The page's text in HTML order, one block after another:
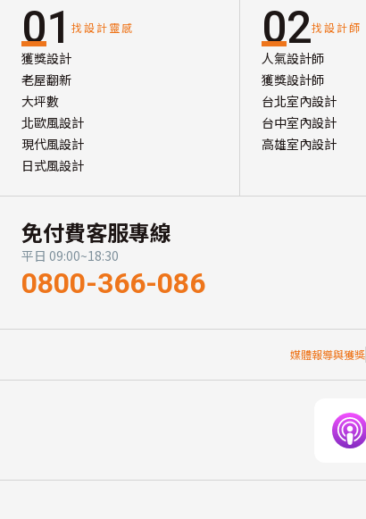
01 找設計靈感
獲獎設計
老屋翻新
大坪數
北歐風設計
現代風設計
日式風設計
02找設計師
人氣設計師
獲獎設計師
台北室內設計
台中室內設計
高雄室內設計
免付費客服專線
平日 09:00~18:30
0800-366-086
媒體報導與獲獎